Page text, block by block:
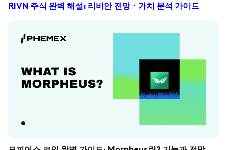
RIVN 주식 완벽 해설: 리비안 전망ㆍ가치 분석 가이드